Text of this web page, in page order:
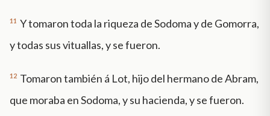
11 Y tomaron toda la riqueza de Sodoma y de Gomorra,
y todas sus vituallas, y se fueron.
12 Tomaron también á Lot, hijo del hermano de Abram,
que moraba en Sodoma, y su hacienda, y se fueron.